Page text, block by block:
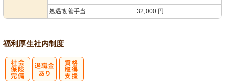
処遇改善手当
32,000 円
福利厚生社内制度